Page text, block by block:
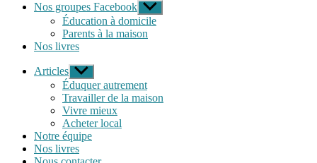
Nos groupes Facebook Afficher
le
sous-
menu
Éducation à domicile
Parents à la maison
Nos livres
Articles Afficher
le
sous-
menu
Éduquer autrement
Travailler de la maison
Vivre mieux
Acheter local
Notre équipe
Nos livres